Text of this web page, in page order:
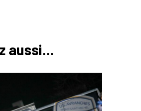
aussi...